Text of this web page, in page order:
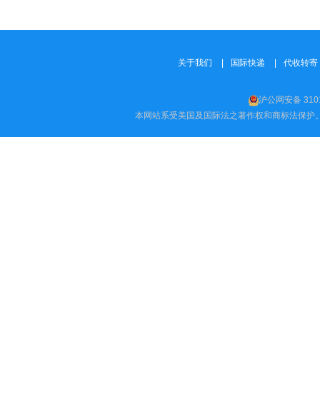
关于我们 国际快递 代收转寄
沪公网安备
本网站系受美国及国际法之著作权和商标法保